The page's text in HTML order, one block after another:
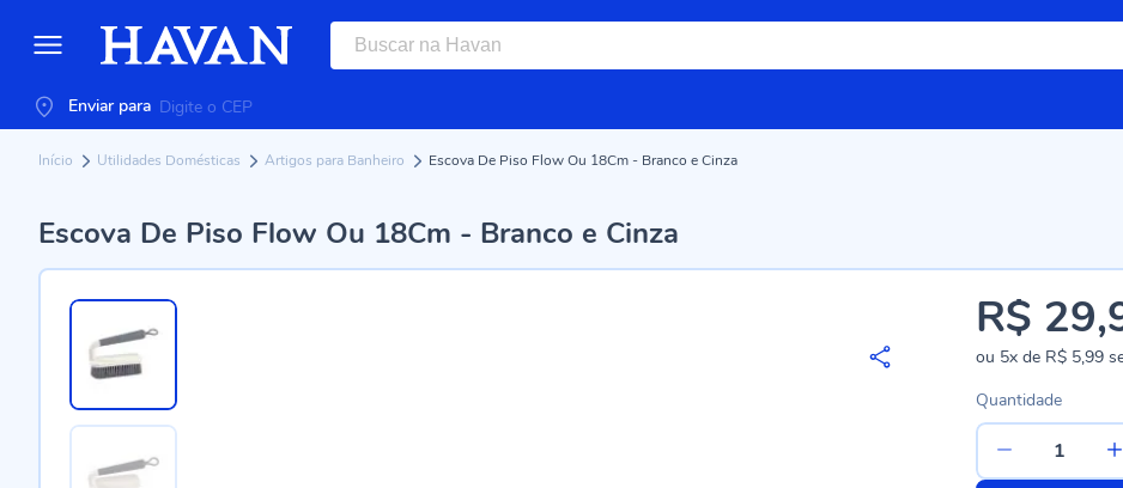
Enviar para
Início Utilidades Domésticas Artigos para Banheiro Escova De Piso Flow Ou 18Cm - Branco e Cinza
Escova De Piso Flow Ou 18Cm - Branco e Cinza
R$
ou 5xde R$ 5,99
Quantidade